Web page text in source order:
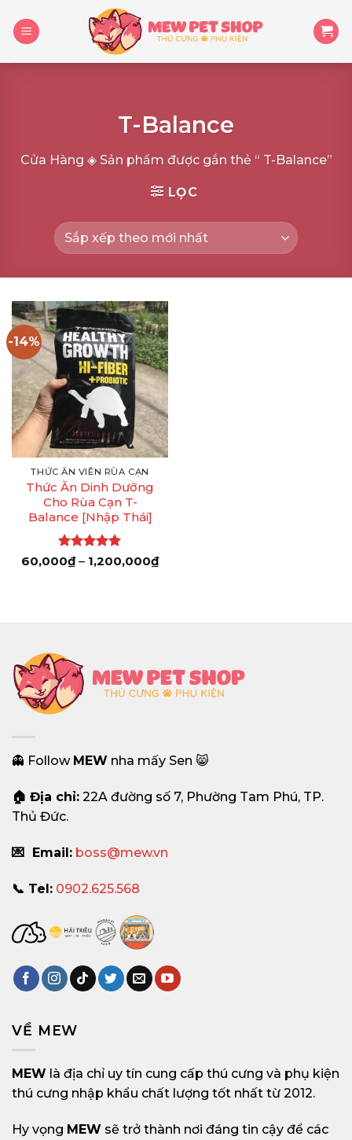
content
T-Balance
Cửa Hàng◈ Sản phẩm được gắn thẻ “ T-Balance”
LỌC
-14%
THỨC ĂN VIÊN RÙA CẠN
Thức Ăn Dinh Dưỡng
Cho Rùa Cạn T-
Balance [Nhập Thái]
Được xếp
60,000₫ – 1,200,000₫Khoảng
giá:
1,200,000₫
👻 Follow MEW nha mấy Sen 😸
🏠 Địa chỉ: 22A đường số 7, Phường Tam Phú, TP.
Thủ Đức.
💌 Email: boss@mew.vn
📞 Tel: 0902.625.568
VỀ MEW
MEW là địa chỉ uy tín cung cấp thú cưng và phụ kiện
thú cưng nhập khẩu chất lượng tốt nhất từ 2012.
Hy vọng MEW sẽ trở thành nơi đáng tin cậy để các